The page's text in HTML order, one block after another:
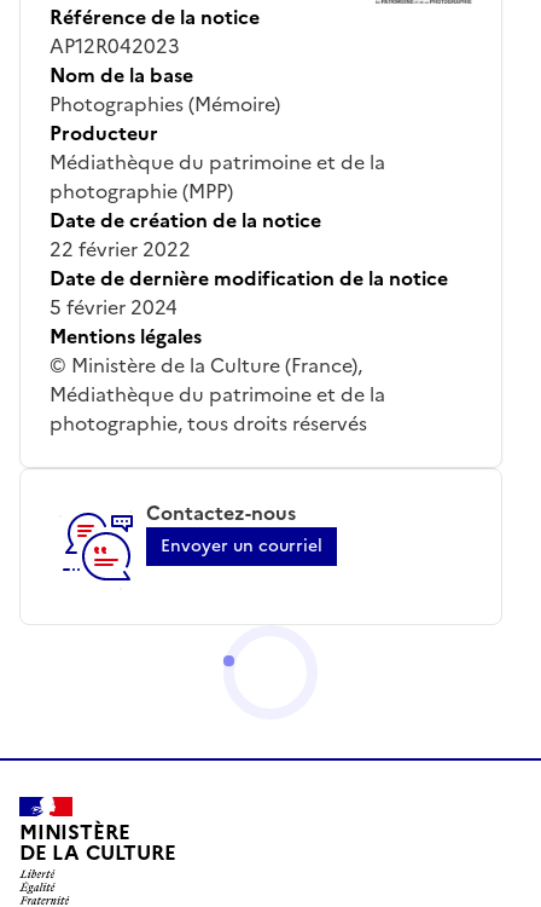
Référence de la notice
AP12R042023
Nom de la base
Photographies (Mémoire)
Producteur
Médiathèque du patrimoine et de la
photographie (MPP)
Date de création de la notice
22 février 2022
Date de dernière modification de la notice
5 février 2024
Mentions légales
© Ministère de la Culture (France),
Médiathèque du patrimoine et de la
photographie, tous droits réservés
Contactez-nous
Envoyer un courriel
MINISTÈRE
DE LA CULTURE